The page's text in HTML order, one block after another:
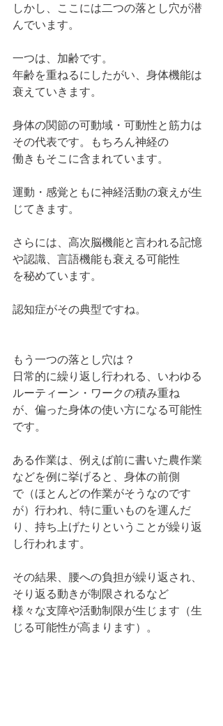
しかし、ここには二つの落とし穴が潜
んでいます。
一つは、加齢です。
年齢を重ねるにしたがい、身体機能は
衰えていきます。
身体の関節の可動域・可動性と筋力は
その代表です。もちろん神経の
働きもそこに含まれています。
運動・感覚ともに神経活動の衰えが生
じてきます。
さらには、高次脳機能と言われる記憶
や認識、言語機能も衰える可能性
を秘めています。
認知症がその典型ですね。
もう一つの落とし穴は？
日常的に繰り返し行われる、いわゆる
ルーティーン・ワークの積み重ね
が、偏った身体の使い方になる可能性
です。
ある作業は、例えば前に書いた農作業
などを例に挙げると、身体の前側
で（ほとんどの作業がそうなのです
が）行われ、特に重いものを運んだ
り、持ち上げたりということが繰り返
し行われます。
その結果、腰への負担が繰り返され、
そり返る動きが制限されるなど
様々な支障や活動制限が生じます（生
じる可能性が高まります）。